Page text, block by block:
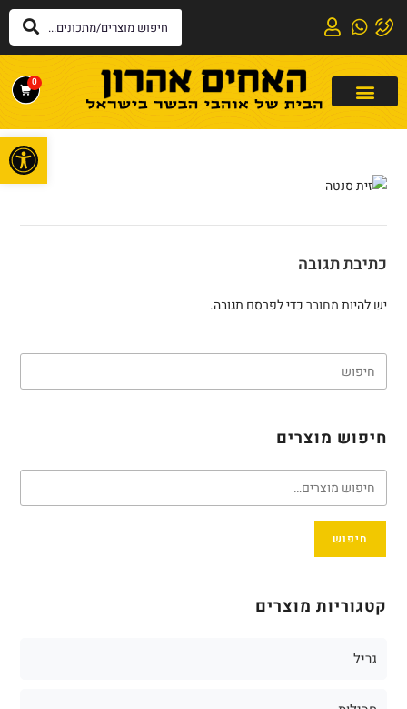
0
כתיבת תגובה
יש להיותמחוברכדי לפרסם תגובה.
חיפוש מוצרים
חיפוש
קטגוריות מוצרים
גריל